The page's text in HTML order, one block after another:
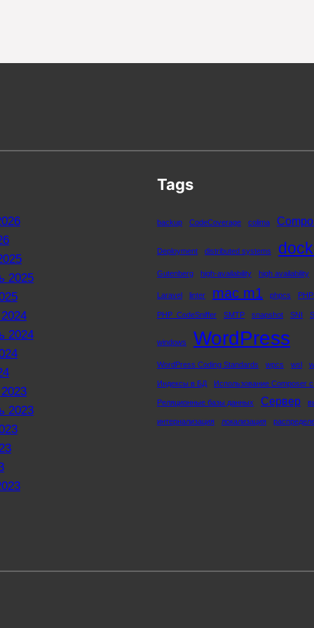
2025
2024
2023
Tags
backup CodeCoverage colima
Deployment distributed systems
Gutenberg high-availability high availability
Laravel linter mac m1 phpcs
PHP_CodeSniffer SMTP snapshot SNI
windows WordPress
WordPress Coding Standards wpcs wsl
Индексы в БД Использование Composer
Реляционные базы данных Сервер
интернализация локализация